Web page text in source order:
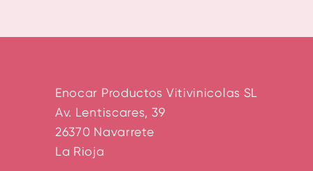
Enocar Productos Vitivinicolas SL
Av. Lentiscares, 39
26370 Navarrete
La Rioja